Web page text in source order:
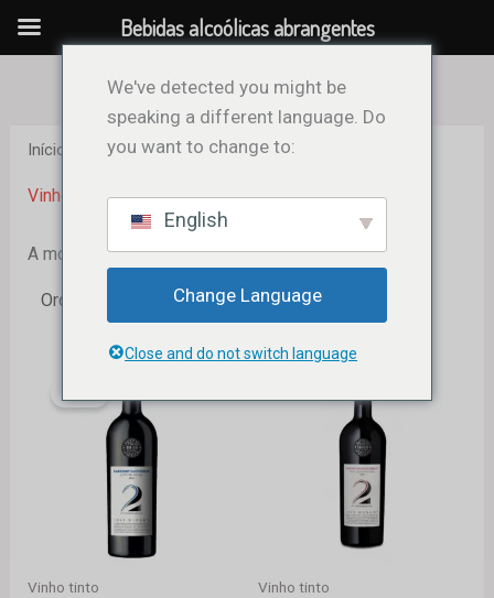
Skip
Início / Red Wine
Vinho tinto
A mostrar 1–12 de 19 resultados
Vinho tinto
original
18,99 €.
O
atual
é:
16,98 €.
Vinho tinto
We've detected you might be
speaking a different language. Do
you want to change to:
English
Change Language
Close and do not switch language
Bebidas alcoólicas abrangentes